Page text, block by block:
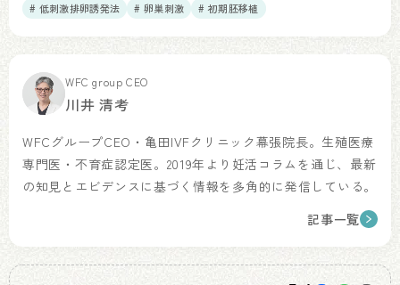
# 低刺激排卵誘発法 # 卵巣刺激 # 初期胚移植
WFC group CEO
川井 清考
WFCグループCEO・亀田IVFクリニック幕張院長。生殖医療
専門医・不育症認定医。2019年より妊活コラムを通じ、最新
の知見とエビデンスに基づく情報を多角的に発信している。
記事一覧